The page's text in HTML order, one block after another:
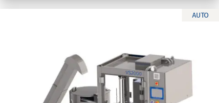
AUTO